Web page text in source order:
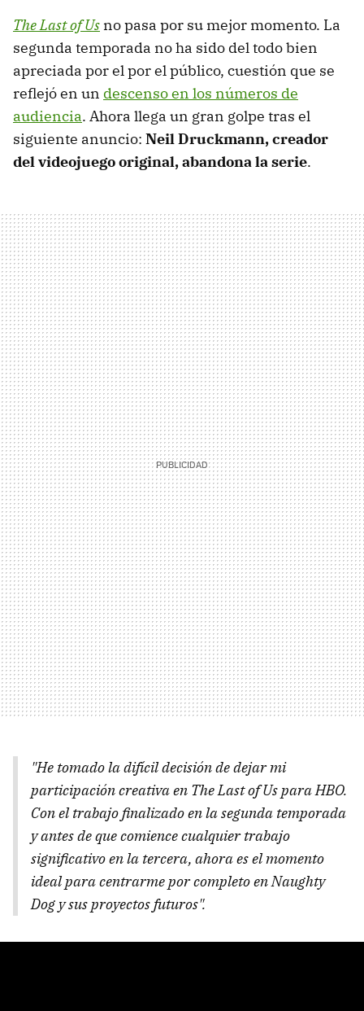
The Last of Us no pasa por su mejor momento. La
segunda temporada no ha sido del todo bien
apreciada por el por el público, cuestión que se
reflejó en un descenso en los números de
audiencia. Ahora llega un gran golpe tras el
siguiente anuncio: Neil Druckmann, creador
del videojuego original, abandona la serie.
"He tomado la difícil decisión de dejar mi
participación creativa en The Last of Us para HBO.
Con el trabajo finalizado en la segunda temporada
y antes de que comience cualquier trabajo
significativo en la tercera, ahora es el momento
ideal para centrarme por completo en Naughty
Dog y sus proyectos futuros".